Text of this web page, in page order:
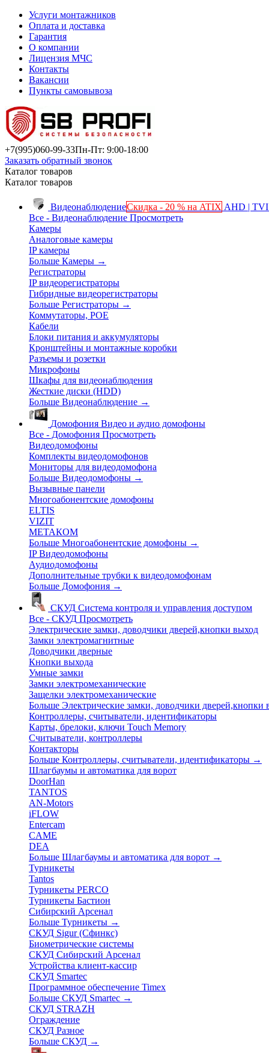
Услуги монтажников
Оплата и доставка
Гарантия
О компании
Лицензия МЧС
Контакты
Вакансии
Пункты самовывоза
+7(995)060-99-33Пн-Пт: 9:00-18:00
Заказать обратный звонок
Каталог товаров
Каталог товаров
ВидеонаблюдениеСкидка - 20 % на ATIX AHD |
Все - Видеонаблюдение Просмотреть
Камеры
Аналоговые камеры
IP камеры
Больше Камеры →
Регистраторы
IP видеорегистраторы
Гибридные видеорегистраторы
Больше Регистраторы →
Коммутаторы, POE
Кабели
Блоки питания и аккумуляторы
Кронштейны и монтажные коробки
Разъемы и розетки
Микрофоны
Шкафы для видеонаблюдения
Жесткие диски (HDD)
Больше Видеонаблюдение →
Домофония Видео и аудио домофоны
Все - Домофония Просмотреть
Видеодомофоны
Комплекты видеодомофонов
Мониторы для видеодомофона
Больше Видеодомофоны →
Вызывные панели
Многоабонентские домофоны
ELTIS
VIZIT
МЕТАКОМ
Больше Многоабонентские домофоны →
IP Видеодомофоны
Аудиодомофоны
Дополнительные трубки к видеодомофонам
Больше Домофония →
СКУД Система контроля и управления доступом
Все - СКУД Просмотреть
Электрические замки, доводчики дверей,кнопки выход
Замки электромагнитные
Доводчики дверные
Кнопки выхода
Умные замки
Замки электромеханические
Защелки электромеханические
Больше Электрические замки, доводчики дверей,кнопки
Контроллеры, считыватели, идентификаторы
Карты, брелоки, ключи Touch Memory
Считыватели, контроллеры
Контакторы
Больше Контроллеры, считыватели, идентификаторы →
Шлагбаумы и автоматика для ворот
DoorHan
TANTOS
AN-Motors
iFLOW
Entercam
CAME
DEA
Больше Шлагбаумы и автоматика для ворот →
Турникеты
Tantos
Турникеты PERCO
Турникеты Бастион
Сибирский Арсенал
Больше Турникеты →
СКУД Sigur (Сфинкс)
Биометрические системы
СКУД Сибирский Арсенал
Устройства клиент-кассир
СКУД Smartec
Программное обеспечение Timex
Больше СКУД Smartec →
СКУД STRAZH
Ограждение
СКУД Разное
Больше СКУД →